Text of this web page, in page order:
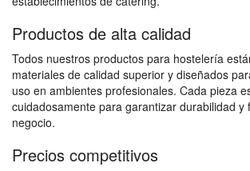
Productos de alta calidad
Todos nuestros productos para hostelería
materiales de calidad superior y diseñados
uso en ambientes profesionales. Cada pieza
cuidadosamente para garantizar durabilidad y
negocio.
Precios competitivos